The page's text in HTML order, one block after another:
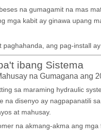
na gumagamit na mas
mga kabit ay ginawa upang
ang pag-install
ibang Sistema
na Gumagana ang
sa maraming hydraulic
na disenyo ay nagpapanatili
at mahusay.
na akmang-akma ang